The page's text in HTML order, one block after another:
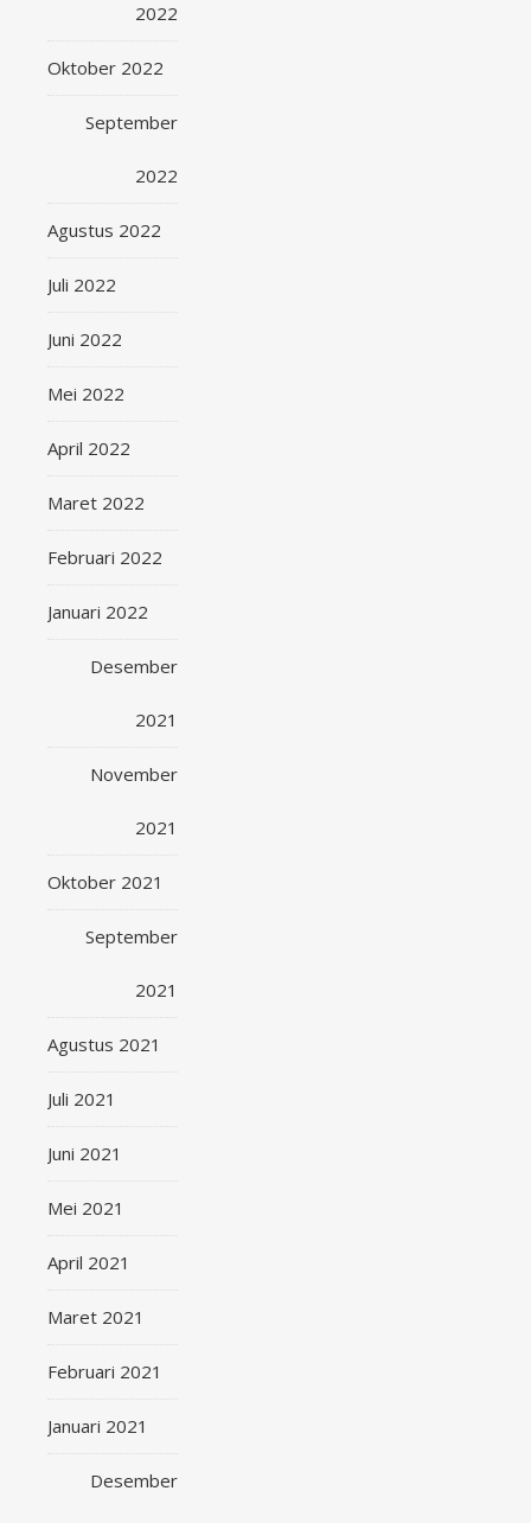
2022
Oktober 2022
September
2022
Agustus 2022
Juli 2022
Juni 2022
Mei 2022
April 2022
Maret 2022
Februari 2022
Januari 2022
Desember
2021
November
2021
Oktober 2021
September
2021
Agustus 2021
Juli 2021
Juni 2021
Mei 2021
April 2021
Maret 2021
Februari 2021
Januari 2021
Desember